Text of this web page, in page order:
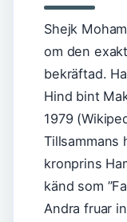
Shejk
om den
bekräftad.
Hind bint
1979
Tillsammans
kronprins
känd som
Andra fruar